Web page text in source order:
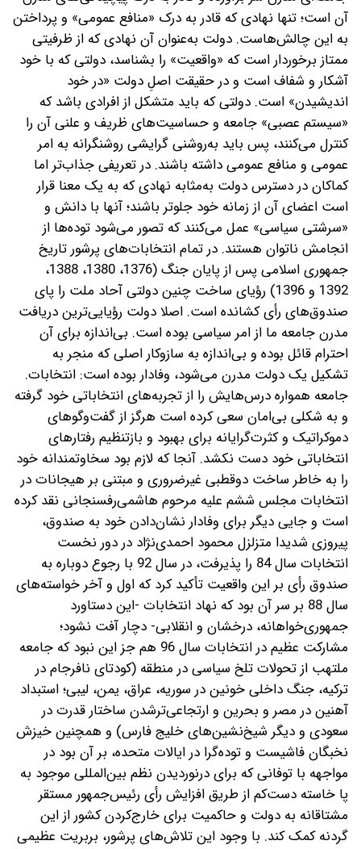
آن است؛ تنها نهادی که قادر به درک «منافع عمومی» و پرداختن
به این چالش‌هاست. دولت به‌عنوان آن نهادی که از ظرفیتی
ممتاز برخوردار است که «واقعیت» را بشناسد، دولتی که با خود
آشکار و شفاف است و در حقیقت اصلِ دولت «در خود
اندیشیدن» است. دولتی که باید متشکل از افرادی باشد که
«سیستم عصبی» جامعه و حساسیت‌های ظریف و علنی آن را
کنترل می‌کنند، پس باید به‌روشنی گرایشی روشنگرانه به امر
عمومی و منافع عمومی داشته باشند. در تعریفی جذاب‌تر اما
کماکان در دسترس دولت به‌مثابه نهادی که به یک معنا قرار
است اعضای آن از زمانه خود جلوتر باشند؛ آنها با دانش و
«سرشتی سیاسی» عمل می‌کنند که تصور می‌شود توده‌ها از
انجامش ناتوان هستند. در تمام انتخابات‌های پرشور تاریخ
جمهوری اسلامی پس از پایان جنگ (1376، 1380، 1388،
1392 و 1396) رؤیای ساخت چنین دولتی آحاد ملت را پای
صندوق‌های رأی کشانده است. اصلا دولت رؤیایی‌ترین دریافت
مدرن جامعه ما از امر سیاسی بوده است. بی‌اندازه برای آن
احترام قائل بوده و بی‌اندازه به سازوکار اصلی که منجر به
تشکیل یک دولت مدرن می‌شود، وفادار بوده است: انتخابات.
جامعه همواره درس‌هایش را از تجربه‌های انتخاباتی خود گرفته
و به شکلی بی‌امان سعی کرده است هرگز از گفت‌وگوهای
دموکراتیک و کثرت‌گرایانه برای بهبود و بازتنظیم رفتارهای
انتخاباتی خود دست نکشد. آنجا که لازم بود سخاوتمندانه خود
را به خاطر ساخت دوقطبی غیرضروری و مبتنی بر هیجانات در
انتخابات مجلس ششم علیه مرحوم هاشمی‌رفسنجانی نقد کرده
است و جایی دیگر برای وفادار نشان‌دادن خود به صندوق،
پیروزی شدیدا متزلزل محمود احمدی‌نژاد در دور نخست
انتخابات سال 84 را پذیرفت، در سال 92 با رجوع دوباره به
صندوق رأی بر این واقعیت تأکید کرد که اول و آخر خواسته‌های
سال 88 بر سر آن بود که نهاد انتخابات -این دستاورد
جمهوری‌خواهانه، درخشان و انقلابی- دچار آفت نشود؛
مشارکت عظیم در انتخابات سال 96 هم جز این نبود که جامعه
ملتهب از تحولات تلخ سیاسی در منطقه (کودتای نافرجام در
ترکیه، جنگ داخلی خونین در سوریه، عراق، یمن، لیبی؛ استبداد
آهنین در مصر و بحرین و ارتجاعی‌ترشدن ساختار قدرت در
سعودی و دیگر شیخ‌نشین‌های خلیج‌ فارس) و همچنین خیزش
نخبگان فاشیست و توده‌گرا در ایالات‌ متحده، بر آن بود در
مواجهه با توفانی که برای درنوردیدن نظم بین‌المللی موجود به
پا خاسته دست‌کم از طریق افزایش رأی رئیس‌جمهور مستقر
مشتاقانه به دولت و حاکمیت برای خارج‌کردن کشور از این
گردنه کمک کند. با وجود این تلاش‌های پرشور، بربریت عظیمی